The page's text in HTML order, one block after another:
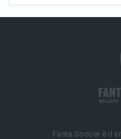
Fanta.Soccer è il